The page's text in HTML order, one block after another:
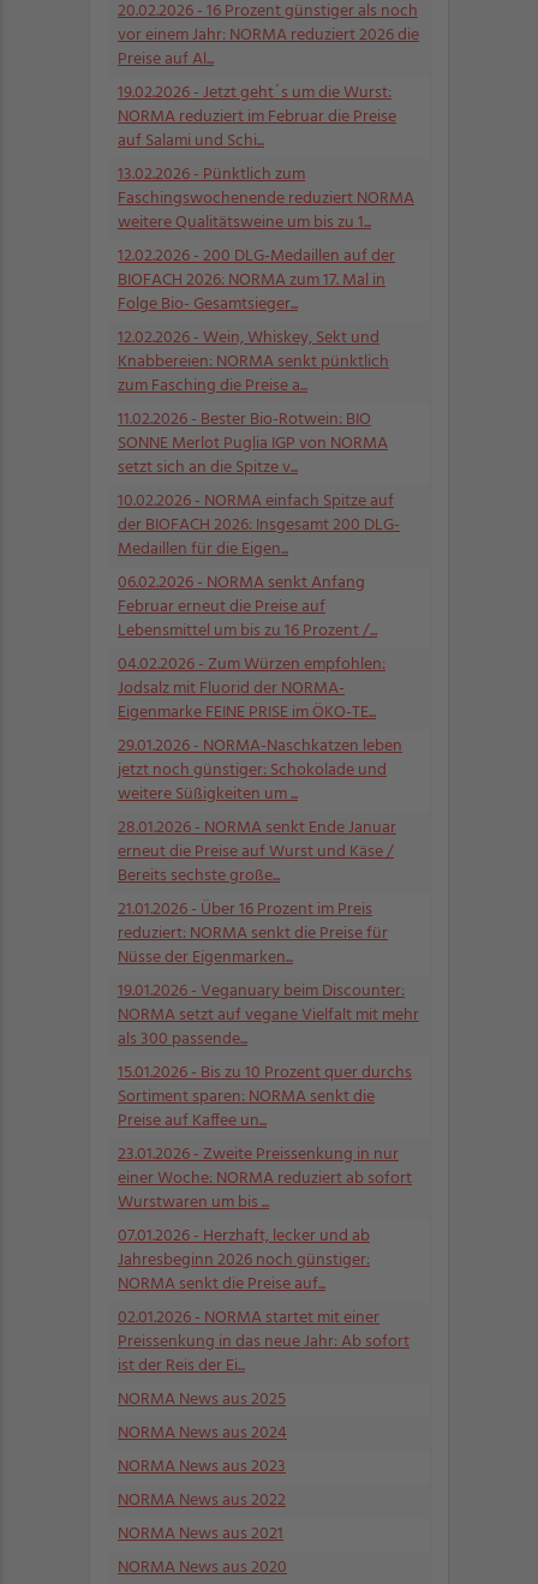
20.02.2026- 16 Prozent günstiger als noch
vor einem Jahr: NORMA reduziert 2026 die
Preise auf Al...
19.02.2026- Jetzt geht´s um die Wurst:
NORMA reduziert im Februar die Preise
auf Salami und Schi...
13.02.2026- Pünktlich zum
Faschingswochenende reduziert NORMA
weitere Qualitätsweine um bis zu 1...
12.02.2026- 200 DLG-Medaillen auf der
BIOFACH 2026: NORMA zum 17. Mal in
Folge Bio- Gesamtsieger...
12.02.2026- Wein, Whiskey, Sekt und
Knabbereien: NORMA senkt pünktlich
zum Fasching die Preise a...
11.02.2026- Bester Bio-Rotwein: BIO
SONNE Merlot Puglia IGP von NORMA
setzt sich an die Spitze v...
10.02.2026- NORMA einfach Spitze auf
der BIOFACH 2026: Insgesamt 200 DLG-
Medaillen für die Eigen...
06.02.2026- NORMA senkt Anfang
Februar erneut die Preise auf
Lebensmittel um bis zu 16 Prozent /...
04.02.2026- Zum Würzen empfohlen:
Jodsalz mit Fluorid der NORMA-
Eigenmarke FEINE PRISE im ÖKO-TE...
29.01.2026- NORMA-Naschkatzen leben
jetzt noch günstiger: Schokolade und
weitere Süßigkeiten um ...
28.01.2026- NORMA senkt Ende Januar
erneut die Preise auf Wurst und Käse /
Bereits sechste große...
21.01.2026- Über 16 Prozent im Preis
reduziert: NORMA senkt die Preise für
Nüsse der Eigenmarken...
19.01.2026- Veganuary beim Discounter:
NORMA setzt auf vegane Vielfalt mit mehr
als 300 passende...
15.01.2026- Bis zu 10 Prozent quer durchs
Sortiment sparen: NORMA senkt die
Preise auf Kaffee un...
23.01.2026- Zweite Preissenkung in nur
einer Woche: NORMA reduziert ab sofort
Wurstwaren um bis ...
07.01.2026- Herzhaft, lecker und ab
Jahresbeginn 2026 noch günstiger:
NORMA senkt die Preise auf...
02.01.2026- NORMA startet mit einer
Preissenkung in das neue Jahr: Ab sofort
ist der Reis der Ei...
NORMA News aus 2025
NORMA News aus 2024
NORMA News aus 2023
NORMA News aus 2022
NORMA News aus 2021
NORMA News aus 2020